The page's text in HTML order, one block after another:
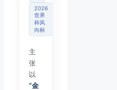
2026
世界
杯风
向标
主
张
以
“金